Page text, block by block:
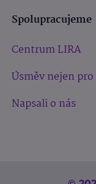
Spolupracujeme
Centrum LIRA
Úsměv nejen
Napsali o nás